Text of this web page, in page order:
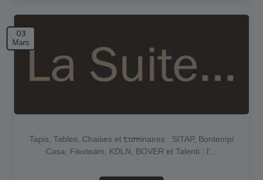
03
Mars
Tapis, Tables, Chaises et Luminaires SITAP, Bontempi
Casa, Flexteam, KDLN, BOVER et Talenti : l'...